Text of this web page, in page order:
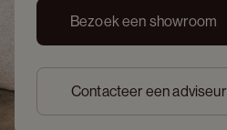
Bezoek een showroom
Contacteer een adviseur